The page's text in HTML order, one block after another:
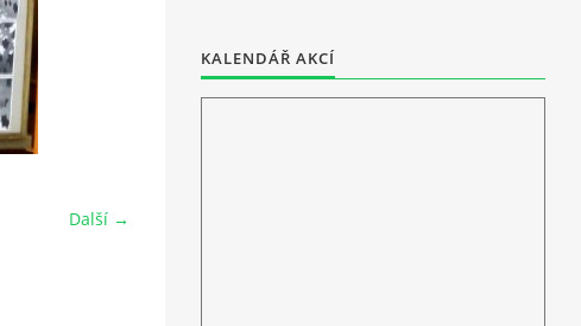
Další →
KALENDÁŘ AKCÍ